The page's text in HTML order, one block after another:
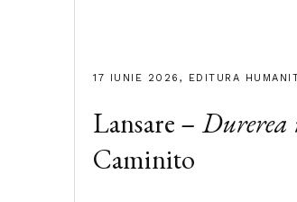
17 IUNIE 2026, EDITURA
Lansare – Durerea
Caminito